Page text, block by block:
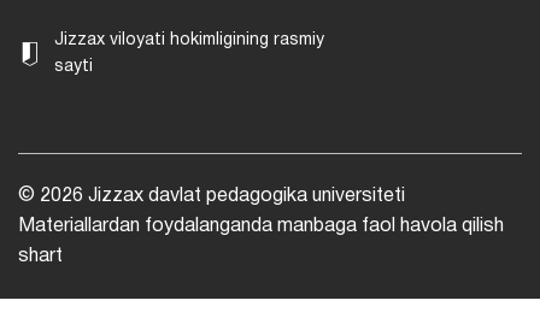
Jizzax viloyati hokimligining rasmiy
sayti
© 2026 Jizzax davlat pedagogika universiteti
Materiallardan foydalanganda manbaga faol havola qilish
shart